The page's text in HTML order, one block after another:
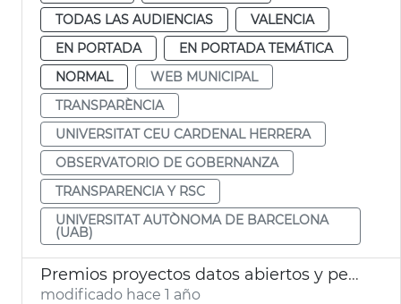
TODAS LAS AUDIENCIAS
VALENCIA
EN PORTADA
EN PORTADA TEMÁTICA
NORMAL
WEB MUNICIPAL
TRANSPARÈNCIA
UNIVERSITAT CEU CARDENAL HERRERA
OBSERVATORIO DE GOBERNANZA
TRANSPARENCIA Y RSC
UNIVERSITAT AUTÒNOMA DE BARCELONA
(UAB)
Premios proyectos datos abiertos y periodismo datos València 2025
modificado hace 1 año